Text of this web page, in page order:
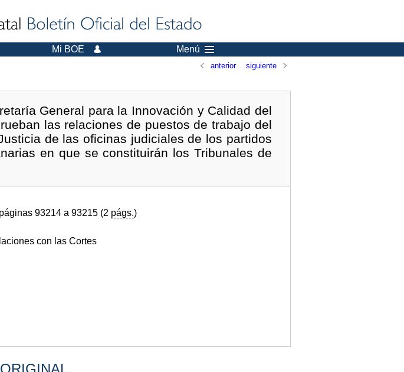
Mi BOE Menú
anterior siguiente
General para la Innovación y Calidad del
las relaciones de puestos de trabajo del
de las oficinas judiciales de los partidos
en que se constituirán los Tribunales de
93214 a 93215 (2 págs.)
con las Cortes